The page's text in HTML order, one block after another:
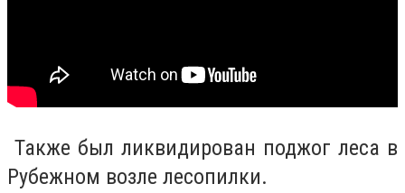
Также был ликвидирован поджог леса в
Рубежном возле лесопилки.